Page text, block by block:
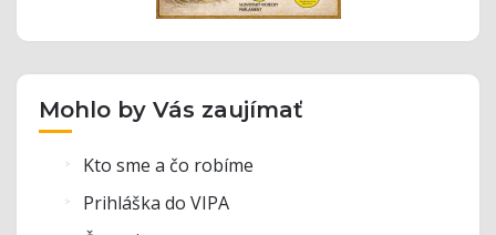
Mohlo by Vás zaujímať
Kto sme a čo robíme
Prihláška do VIPA